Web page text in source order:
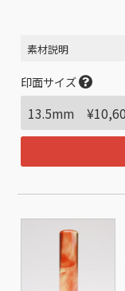
素材説明
印面サイズ